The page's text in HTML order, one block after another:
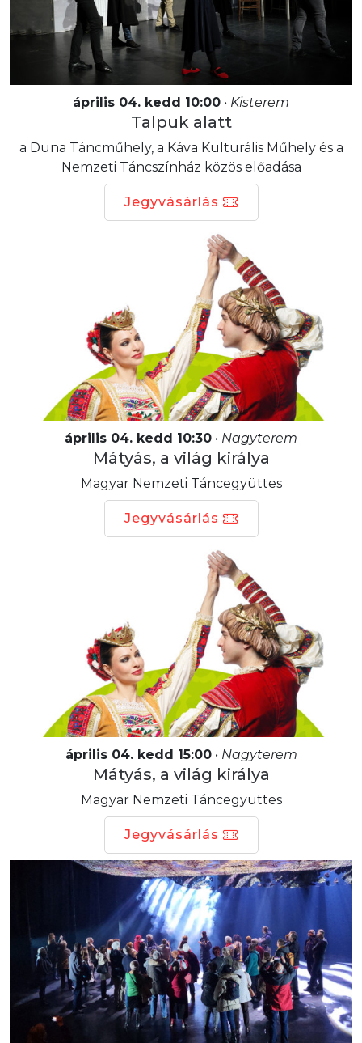
április 04. kedd 10:00 • Kisterem
Talpuk alatt
a Duna Táncműhely, a Káva Kulturális Műhely és a
Nemzeti Táncszínház közös előadása
Jegyvásárlás
április 04. kedd 10:30 • Nagyterem
Mátyás, a világ királya
Magyar Nemzeti Táncegyüttes
Jegyvásárlás
április 04. kedd 15:00• Nagyterem
Mátyás, a világ királya
Magyar Nemzeti Táncegyüttes
Jegyvásárlás